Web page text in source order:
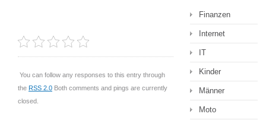
You can follow any responses to this entry through
the RSS 2.0 Both comments and pings are currently
closed.
Finanzen
Internet
IT
Kinder
Männer
Moto